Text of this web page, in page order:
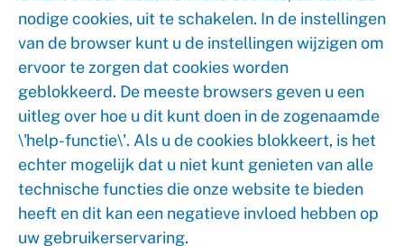
nodige cookies, uit te schakelen. In de instellingen
van de browser kunt u de instellingen wijzigen om
ervoor te zorgen dat cookies worden
geblokkeerd. De meeste browsers geven u een
uitleg over hoe u dit kunt doen in de zogenaamde
\'help-functie\'. Als u de cookies blokkeert, is het
echter mogelijk dat u niet kunt genieten van alle
technische functies die onze website te bieden
heeft en dit kan een negatieve invloed hebben op
uw gebruikerservaring.